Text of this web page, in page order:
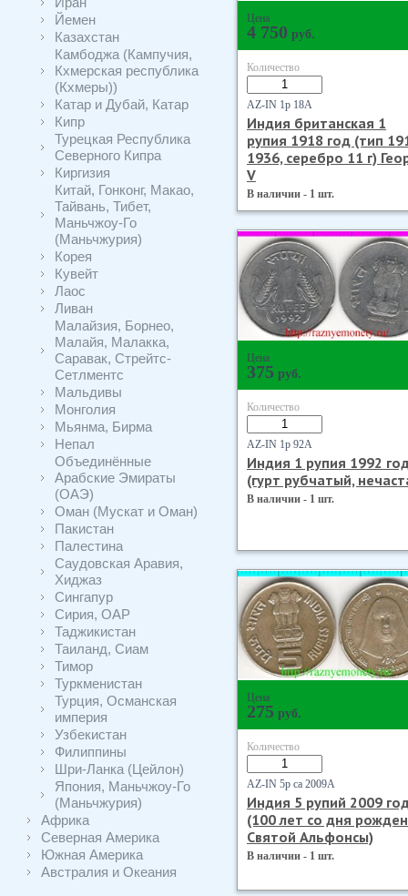
Йемен
Казахстан
Камбоджа (Кампучия,
Кхмерская республика
(Кхмеры))
Катар и Дубай, Катар
Кипр
Турецкая Республика
Северного Кипра
Киргизия
Китай, Гонконг, Макао,
Тайвань, Тибет,
Маньчжоу-Го
(Маньчжурия)
Корея
Кувейт
Лаос
Ливан
Малайзия, Борнео,
Малайя, Малакка,
Саравак, Стрейтс-
Сетлментс
Мальдивы
Монголия
Мьянма, Бирма
Непал
Объединённые
Арабские Эмираты
(ОАЭ)
Оман (Мускат и Оман)
Пакистан
Палестина
Саудовская Аравия,
Хиджаз
Сингапур
Сирия, ОАР
Таджикистан
Таиланд, Сиам
Тимор
Туркменистан
Турция, Османская
империя
Узбекистан
Филиппины
Шри-Ланка (Цейлон)
Япония, Маньчжоу-Го
(Маньчжурия)
Африка
Северная Америка
Южная Америка
Австралия и Океания
Цена
4 750 руб.
Количество
AZ-IN 1р 18А
Индия британская 1
рупия 1918 год (тип
1936, серебро 11 г)
V
В наличии - 1 шт.
Цена
375 руб.
Количество
AZ-IN 1р 92А
Индия 1 рупия 1992
(гурт рубчатый,
В наличии - 1 шт.
Цена
275 руб.
Количество
AZ-IN 5р са 2009А
Индия 5 рупий 2009
(100 лет со дня
Святой Альфонсы)
В наличии - 1 шт.